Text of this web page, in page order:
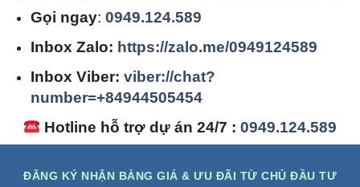
Gọi ngay:0949.124.589
Inbox Zalo: https://zalo.me/0949124589
Inbox Viber:viber://chat?
number=+84944505454
Hotline hỗ trợ dự án 24/7 :0949.124.589
ĐĂNG KÝ NHẬN BẢNG GIÁ & ƯU ĐÃI TỪ CHỦ ĐẦU TƯ